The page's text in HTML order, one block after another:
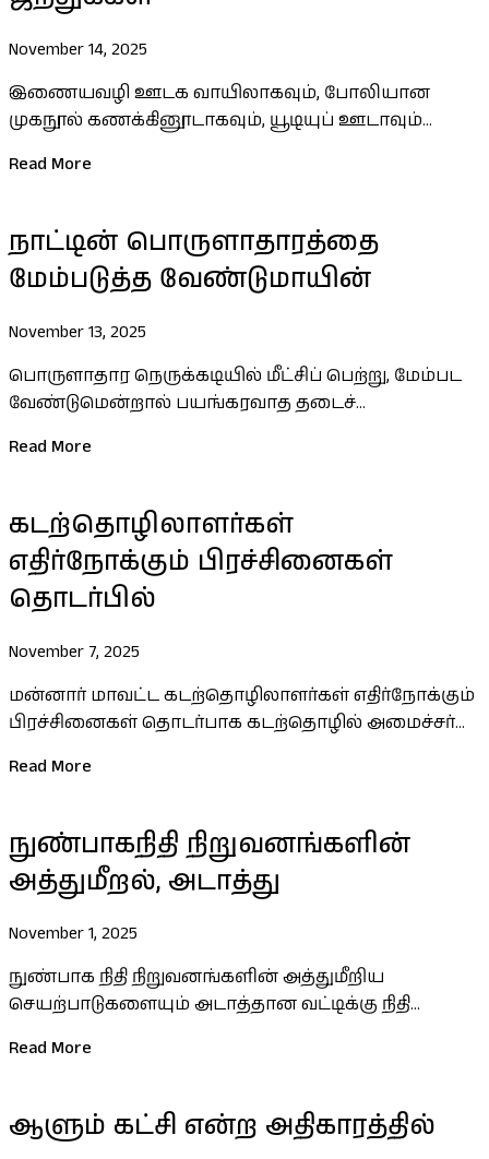
November 14, 2025
இணையவழி ஊடக வாயிலாகவும், போலியான
முகநூல் கணக்கினூடாகவும், யூடியுப் ஊடாவும்...
Read More
நாட்டின் பொருளாதாரத்தை
மேம்படுத்த வேண்டுமாயின்
November 13, 2025
பொருளாதார நெருக்கடியில் மீட்சிப் பெற்று, மேம்பட
வேண்டுமென்றால் பயங்கரவாத தடைச்...
Read More
கடற்தொழிலாளர்கள்
எதிர்நோக்கும் பிரச்சினைகள்
தொடர்பில்
November 7, 2025
மன்னார் மாவட்ட கடற்தொழிலாளர்கள் எதிர்நோக்கும்
பிரச்சினைகள் தொடர்பாக கடற்தொழில் அமைச்சர்...
Read More
நுண்பாகநிதி நிறுவனங்களின்
அத்துமீறல், அடாத்து
November 1, 2025
நுண்பாக நிதி நிறுவனங்களின் அத்துமீறிய
செயற்பாடுகளையும் அடாத்தான வட்டிக்கு நிதி...
Read More
ஆளும் கட்சி என்ற அதிகாரத்தில்